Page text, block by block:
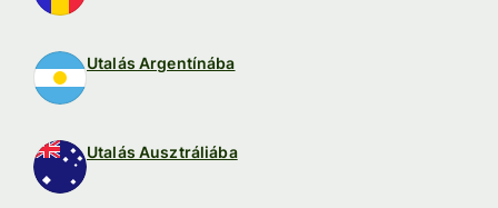
Utalás Argentínába
Utalás Ausztráliába